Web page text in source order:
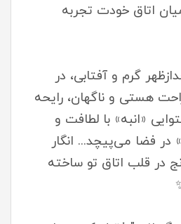
اتاق خودت تجربه
گرم و آفتابی، در
هستی و ناگهان، رایحه
«انبه» با لطافت و
در فضا می‌پیچد... انگار
در قلب اتاق تو ساخته